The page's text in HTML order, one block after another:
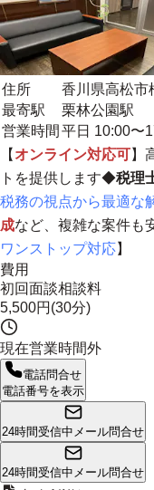
住所
香川県高松市
最寄駅
栗林公園駅
営業時間 平日 10:00〜
【 オンライン対応可】
トを提供します◆税理
税務の視点から最適な
成など、複雑な案件も
ワンストップ対応】
費用
初回面談相談料
5,500円(30分)
現在営業時間外
電話問合せ
電話番号を表示
24時間受信中 メール問合せ
24時間受信中 メール問合せ